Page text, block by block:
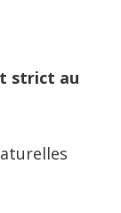
strict au